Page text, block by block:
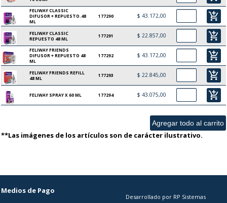
FELIWAY CLASSIC
DIFUSOR + REPUESTO.48
ML
177290 $ 43.172,00 add_shopping_cart
FELIWAY CLASSIC
REPUESTO 48 ML
177291 $ 22.857,00 add_shopping_cart
FELIWAY FRIENDS
DIFUSOR + REPUESTO 48
ML
177292 $ 43.172,00 add_shopping_cart
FELIWAY FRIENDS REFILL
48 ML
177293 $ 22.845,00 add_shopping_cart
FELIWAY SPRAY X 60 ML 177294 $ 43.075,00 add_shopping_cart
**Las imágenes de los artículos son de carácter ilustrativo.
Medios de Pago
Desarrollado por RP Sistemas